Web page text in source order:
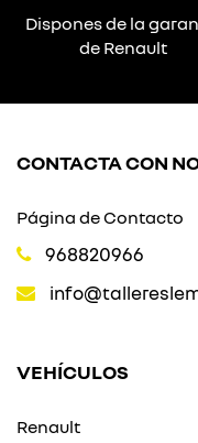
Dispones de la
de Renault
CONTACTA CON
Página de Contacto
968820966
VEHÍCULOS
Renault